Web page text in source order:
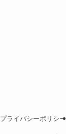
プライバシーポリシー